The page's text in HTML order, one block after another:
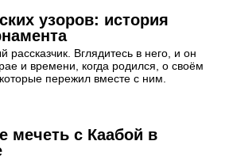
узоров: история
рассказчик. Вглядитесь в него, и он
и времени, когда родился, о своём
пережил вместе с ним.
мечеть с Каабой в